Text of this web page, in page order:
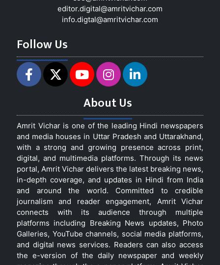
editor.digital@amritvichar.com
info.digtal@amritvichar.com
Follow Us
About Us
Amrit Vichar is one of the leading Hindi newspapers
and media houses in Uttar Pradesh and Uttarakhand,
with a strong and growing presence across print,
digital, and multimedia platforms. Through its news
portal, Amrit Vichar delivers the latest breaking news,
in-depth coverage, and updates in Hindi from India
and around the world. Committed to credible
journalism and reader engagement, Amrit Vichar
connects with its audience through multiple
platforms including Breaking News updates, Photo
Galleries, YouTube channels, social media platforms,
and digital news services. Readers can also access
the e-version of the daily newspaper and weekly